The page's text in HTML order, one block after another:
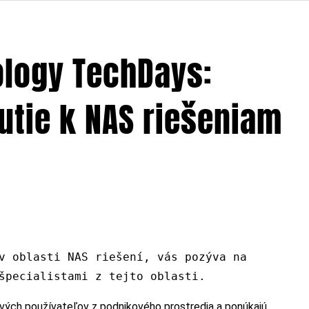
TechDays:
k NAS riešeniam
oblasti NAS riešení, vás pozýva na
z tejto oblasti.